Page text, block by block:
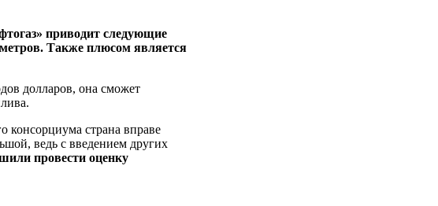
приводит следующие
Также плюсом является
долларов, она сможет
консорциума страна вправе
ведь с введением других
провести оценку